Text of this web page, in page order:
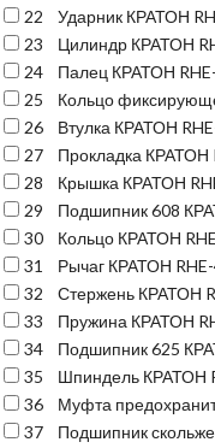
22
Ударник КРАТОН
23
Цилиндр КРАТОН
24
Палец КРАТОН
25
Кольцо
26
Втулка КРАТОН
27
Прокладка КРАТОН
28
Крышка КРАТОН
29
Подшипник 608
30
Кольцо КРАТОН
31
Рычаг КРАТОН
32
Стержень КРАТОН
33
Пружина КРАТОН
34
Подшипник 625
35
Шпиндель КРАТОН
36
Муфта
37
Подшипник